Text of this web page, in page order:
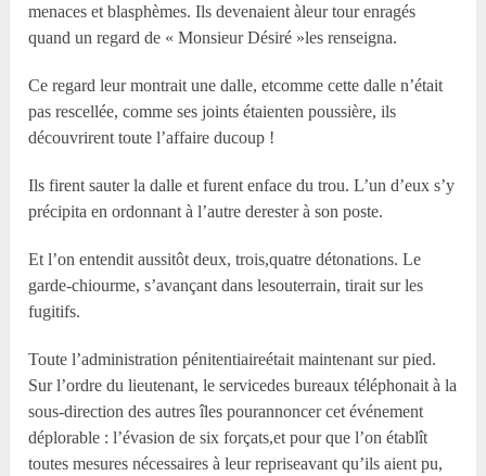
menaces et blasphèmes. Ils devenaient àleur tour enragés
quand un regard de « Monsieur Désiré »les renseigna.
Ce regard leur montrait une dalle, etcomme cette dalle n’était
pas rescellée, comme ses joints étaienten poussière, ils
découvrirent toute l’affaire ducoup !
Ils firent sauter la dalle et furent enface du trou. L’un d’eux s’y
précipita en ordonnant à l’autre derester à son poste.
Et l’on entendit aussitôt deux, trois,quatre détonations. Le
garde-chiourme, s’avançant dans lesouterrain, tirait sur les
fugitifs.
Toute l’administration pénitentiaireétait maintenant sur pied.
Sur l’ordre du lieutenant, le servicedes bureaux téléphonait à la
sous-direction des autres îles pourannoncer cet événement
déplorable : l’évasion de six forçats,et pour que l’on établît
toutes mesures nécessaires à leur repriseavant qu’ils aient pu,